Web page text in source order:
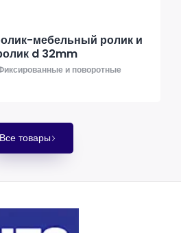
мебельный ролик и
d 32mm
и поворотные
Все товары